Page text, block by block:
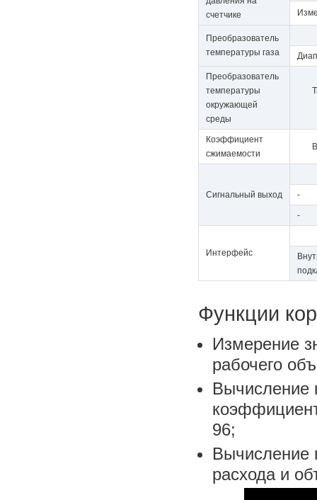
счетчике
Преобразователь
температуры газа
Преобразователь
температуры
окружающей
среды
Коэффициент
сжимаемости
Сигнальный выход -
-
Интерфейс
Функции
Измерение
рабочего
Вычисление
96;
Вычисление
расхода и